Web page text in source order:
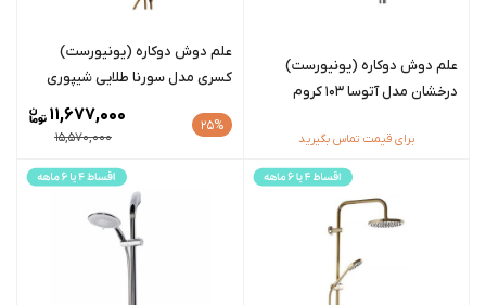
علم دوش دوکاره (یونیورست)
درخشان مدل آتوسا 103 کروم
برای قیمت تماس بگیرید
علم دوش دوکاره (یونیورست)
کسری مدل سورنا طلایی شیپوری
25%
15,570,000
11,677,000